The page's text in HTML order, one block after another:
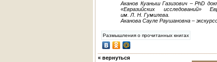
Аканов Куаныш Газизович – PhD
«Евразийских исследований»
им. Л. Н. Гумилева.
Аканова Сауле Раушановна –
Размышления о прочитанных книгах
« вернуться